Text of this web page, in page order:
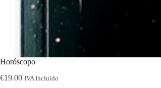
Horóscopo
€19.00 IVA Incluído